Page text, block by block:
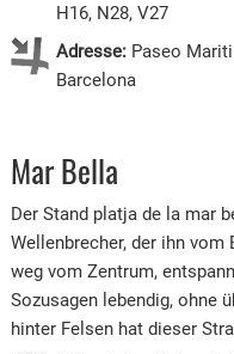
H16, N28, V27
Adresse:Paseo
Barcelona
Mar Bella
Der Stand platja de la mar
Wellenbrecher, der ihn
weg vom Zentrum,
Sozusagen lebendig, ohne
hinter Felsen hat dieser